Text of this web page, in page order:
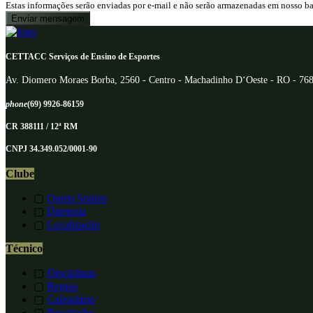
Estas informações serão enviadas por e-mail e não serão armazenadas em nosso
CETTACC Serviços de Ensino de Esportes
Av. Diomero Moraes Borba, 2560 - Centro - Machadinho D‘Oeste - RO -
phone(69) 9926-86159
CR 388111 / 12ª RM
CNPJ 34.349.052/0001-90
Clube
▢ Quem Somos
▢ Diretoria
▢ Localização
Técnico
▢ Disciplinas
▢ Regras
▢ Calendário